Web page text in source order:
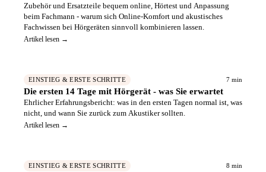
Zubehör und Ersatzteile bequem online, Hörtest und Anpassung
beim Fachmann - warum sich Online-Komfort und akustisches
Fachwissen bei Hörgeräten sinnvoll kombinieren lassen.
Artikel lesen →
EINSTIEG & ERSTE SCHRITTE 7 min
Die ersten 14 Tage mit Hörgerät - was Sie erwartet
Ehrlicher Erfahrungsbericht: was in den ersten Tagen normal ist, was
nicht, und wann Sie zurück zum Akustiker sollten.
Artikel lesen →
EINSTIEG & ERSTE SCHRITTE 8 min